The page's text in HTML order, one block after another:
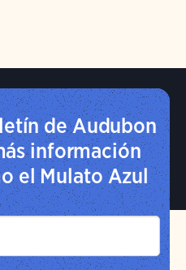
de Audubon
información
el Mulato Azul